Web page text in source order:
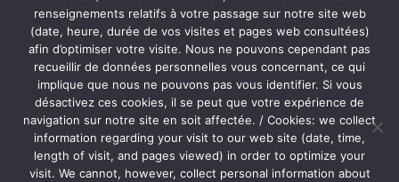
© 2026 Xn Québec
1201 boul. Saint-Laurent,
Montréal, (Québec) H2X 2S6
POLITIQUE DE CONFIDENTIALITÉ
FAQ
renseignements relatifs à votre passage sur notre site web
(date, heure, durée de vos visites et pages web consultées)
afin d’optimiser votre visite. Nous ne pouvons cependant pas
recueillir de données personnelles vous concernant, ce qui
implique que nous ne pouvons pas vous identifier. Si vous
désactivez ces cookies, il se peut que votre expérience de
navigation sur notre site en soit affectée. / Cookies: we collect
information regarding your visit to our web site (date, time,
length of visit, and pages viewed) in order to optimize your
visit. We cannot, however, collect personal information about